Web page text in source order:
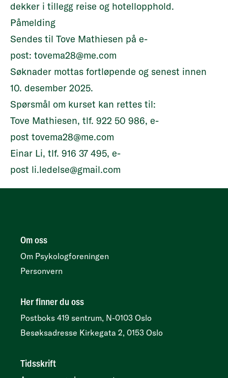
dekker i tillegg reise og hotellopphold.
Påmelding
Sendes til Tove Mathiesen på e-
post: tovema28@me.com
Søknader mottas fortløpende og senest innen
10. desember 2025.
Spørsmål om kurset kan rettes til:
Tove Mathiesen, tlf. 922 50 986, e-
post tovema28@me.com
Einar Li, tlf. 916 37 495, e-
post li.ledelse@gmail.com
Om oss
Om Psykologforeningen
Personvern
Her finner du oss
Postboks 419 sentrum, N-0103 Oslo
Besøksadresse Kirkegata 2, 0153 Oslo
Tidsskrift